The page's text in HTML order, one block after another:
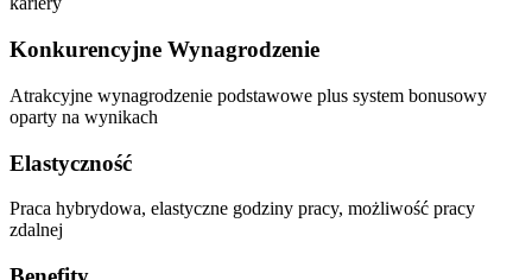
Konkurencyjne Wynagrodzenie
Atrakcyjne wynagrodzenie podstawowe plus system bonusowy
oparty na wynikach
Elastyczność
Praca hybrydowa, elastyczne godziny pracy, możliwość pracy
zdalnej